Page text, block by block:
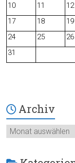
10 11 12
17
18 19
24
25 26
31
Archiv
Archiv